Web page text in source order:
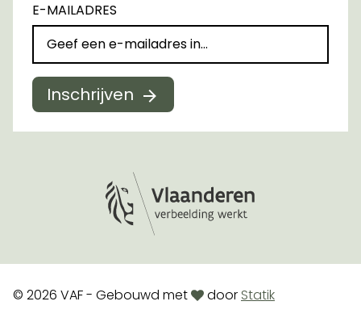
E-MAILADRES
Inschrijven
© 2026 VAF - Gebouwd metlovedoor Statik